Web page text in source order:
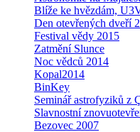
Blíže ke hvězdám,
Den otevřených dveří
Festival vědy 2015
Zatmění Slunce
Noc vědců 2014
Kopal2014
BinKey
Seminář astrofyziků z
Slavnostní
Bezovec 2007